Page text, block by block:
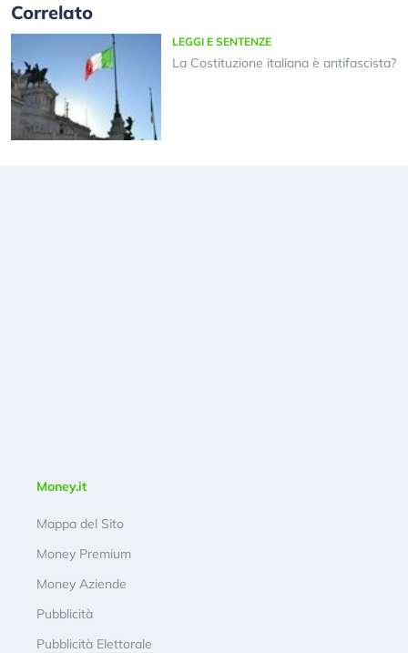
Correlato
LEGGI E SENTENZE
La Costituzione italiana è antifascista?
Money.it
Mappa del Sito
Money Premium
Money Aziende
Pubblicità
Pubblicità Elettorale